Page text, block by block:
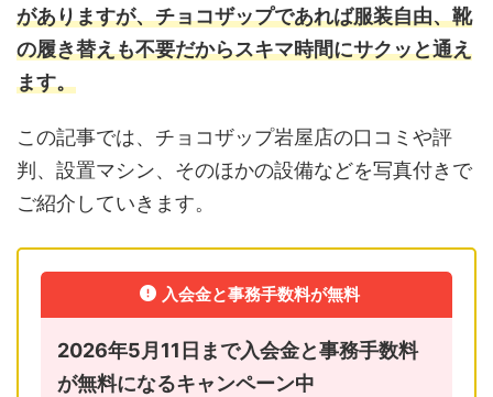
がありますが、チョコザップであれば服装自由、靴
の履き替えも不要だからスキマ時間にサクッと通え
ます。
この記事では、チョコザップ岩屋店の口コミや評
判、設置マシン、そのほかの設備などを写真付きで
ご紹介していきます。
入会金と事務手数料が無料
2026年5月11日まで入会金と事務手数料
が無料になるキャンペーン中